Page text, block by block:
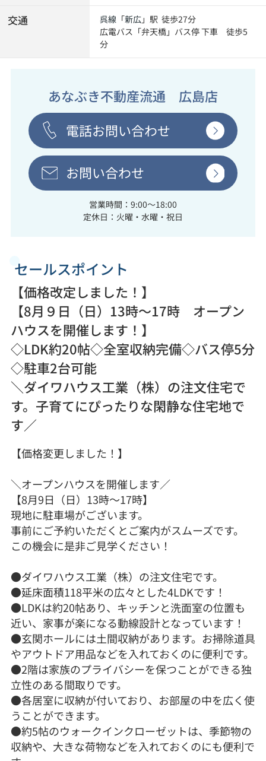
交通 呉線 「新広」駅 徒歩27分
広電バス「弁天橋」バス停 下車 徒歩5
分
あなぶき不動産流通 広島店
電話お問い合わせ
お問い合わせ
営業時間：9:00～18:00
定休日：火曜・水曜・祝日
セールスポイント
【価格改定しました！】
【8月９日（日）13時～17時 オープン
ハウスを開催します！】
◇LDK約20帖◇全室収納完備◇バス停5分
◇駐車2台可能
＼ダイワハウス工業（株）の注文住宅で
す。子育てにぴったりな閑静な住宅地で
す／
【価格変更しました！】
＼オープンハウスを開催します／
【8月9日（日）13時～17時】
現地に駐車場がございます。
事前にご予約いただくとご案内がスムーズです。
この機会に是非ご見学ください！
●ダイワハウス工業（株）の注文住宅です。
●延床面積118平米の広々とした4LDKです！
●LDKは約20帖あり、キッチンと洗面室の位置も
近い、家事が楽になる動線設計となっています！
●玄関ホールには土間収納があります。お掃除道具
やアウトドア用品などを入れておくのに便利です。
●2階は家族のプライバシーを保つことができる独
立性のある間取りです。
●各居室に収納が付いており、お部屋の中を広く使
うことができます。
●約5帖のウォークインクローゼットは、季節物の
収納や、大きな荷物などを入れておくのにも便利で